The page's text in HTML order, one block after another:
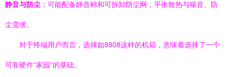
静音与防尘 ：可能配备静音棉和可拆卸防尘网，平衡散热与噪音、防
尘需求。
对于终端用户而言，选择如8808这样的机箱，意味着选择了一个
可靠硬件“家园”的基础。